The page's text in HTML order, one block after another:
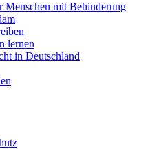
Menschen mit Behinderung
lernen
in Deutschland